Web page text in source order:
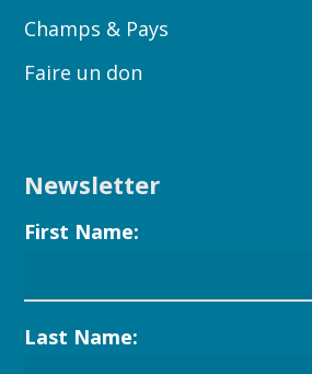
Champs & Pays
Faire un don
Newsletter
First Name:
Last Name: